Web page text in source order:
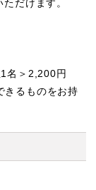
だけます。
名＞2,200円
きるものをお持